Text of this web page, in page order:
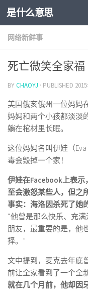
是什么意思
网络新鲜事
死亡微笑全家福
BYCHAOYJ · PUBLISHED
美国俄亥俄州一位妈妈
妈妈和两个小孩都淡淡
躺在棺材里长眠。
这位妈妈名叫伊娃（
毒会毁掉一个家！
伊娃在Facebook上表
至会激怒某些人，但之
事实：海洛因杀死了她
“他曾是那么快乐、充
朋友，最重要的是，他
择。”
文中提到，麦克去年底
前让全家看到了一个全
就在几个月前，他却因